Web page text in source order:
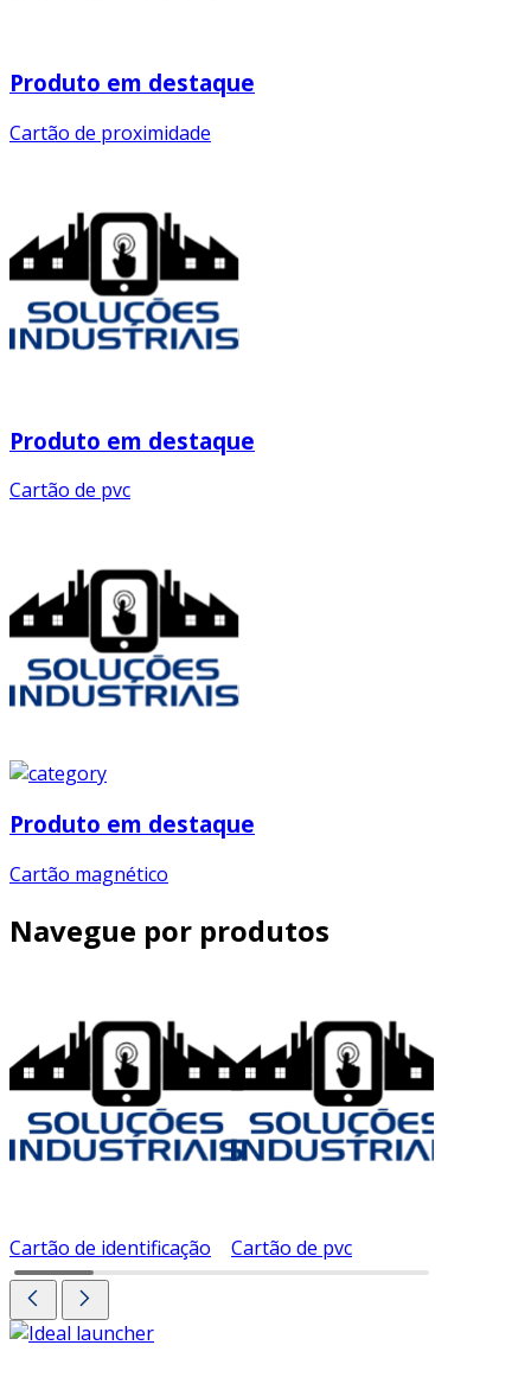
Produto em destaque
Cartão de proximidade
Produto em destaque
Cartão de pvc
Produto em destaque
Cartão magnético
Navegue por produtos
Cartão de identificação Cartão de pvc